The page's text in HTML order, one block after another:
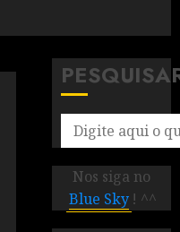
Nos siga no
Blue Sky ! ^^